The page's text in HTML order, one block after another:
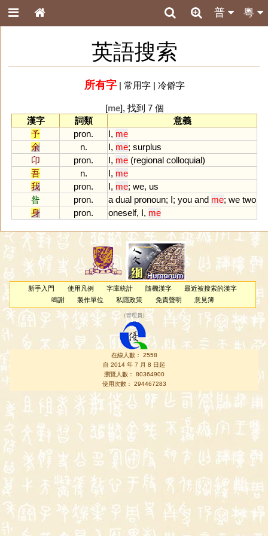
粵
普
英語搜索
所有字| 常用字| 冷僻字
[me], 找到 7 個
漢字
詞類
意義
予
pron. I, me
余
n. I, me; surplus
卬
pron. I, me (regional colloquial)
吾
n. I, me
我
pron. I, me; we, us
昝
pron. a dual pronoun; I; you and me; we two
身
pron. oneself, I, me
新手入門 使用凡例 字庫統計 隨機漢字
最近被搜索的漢字
鳴謝
製作單位 私隱政策 免責聲明 意見簿
（管理員 ）
在線人數： 2558
自 2014 年 7 月 8 日起
瀏覽人數： 80364900
使用次數： 294467283